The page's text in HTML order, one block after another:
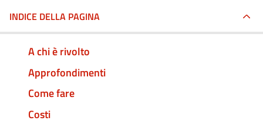
INDICE DELLA PAGINA
A chi è rivolto
Approfondimenti
Come fare
Costi